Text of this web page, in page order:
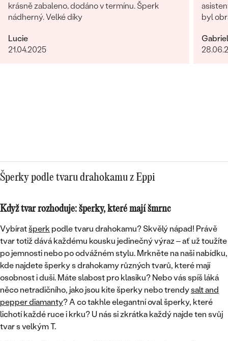
krásně zabaleno, dodáno v termínu. Šperk
nádherný. Velké díky
Lucie
21.04.2025
byl
je
Šperky podle tvaru drahokamu z Eppi
Když tvar rozhoduje: šperky, které mají šmrnc
Vybíratšperk podle tvaru drahokamu? Skvělý nápad! Právě
tvar totiž dává každému kousku jedinečný výraz – ať už toužíte
po jemnosti nebo po odvážném stylu. Mrkněte na naši nabídku,
kde najdete šperky s drahokamy různých tvarů, které mají
osobnost i duši. Máte slabost pro klasiku? Nebo vás spíš láká
něco netradičního, jako jsou kite šperky nebo trendysalt and
pepper diamanty? A co takhle elegantní oval šperky, které
lichotí každé ruce i krku? U nás si zkrátka každý najde ten svůj
tvar s velkým T.